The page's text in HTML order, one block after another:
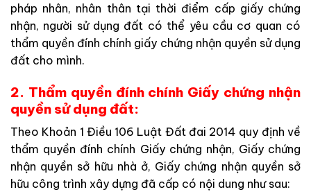
pháp nhân, nhân thân tại thời điểm cấp giấy chứng
nhận, người sử dụng đất có thể yêu cầu cơ quan có
thẩm quyền đính chính giấy chứng nhận quyền sử dụng
đất cho mình.
2. Thẩm quyền đính chính Giấy chứng nhận
quyền sử dụng đất:
Theo Khoản 1 Điều 106 Luật Đất đai 2014 quy định về
thẩm quyền đính chính Giấy chứng nhận, Giấy chứng
nhận quyền sở hữu nhà ở, Giấy chứng nhận quyền sở
hữu công trình xây dựng đã cấp có nội dung như sau: